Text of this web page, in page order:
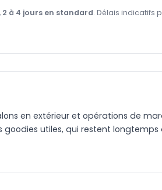
, 2 à 4 jours en standard. Délais indicatifs
en extérieur et opérations de
utiles, qui restent